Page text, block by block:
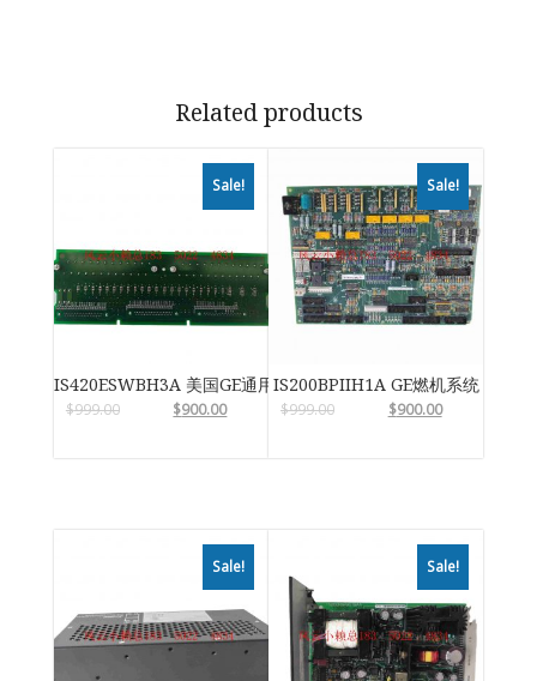
Related products
Sale!
IS420ESWBH3A 美国GE通用电气
$999.00 $900.00
Sale!
IS200BPIIH1A GE燃机系统
$999.00 $900.00
Sale! Sale!